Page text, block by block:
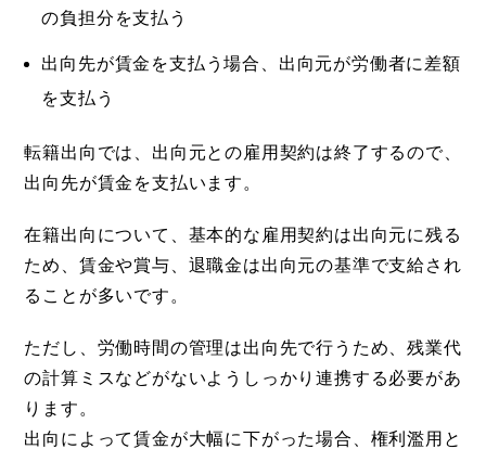
の負担分を支払う
出向先が賃金を支払う場合、出向元が労働者に差額
を支払う
転籍出向では、出向元との雇用契約は終了するので、
出向先が賃金を支払います。
在籍出向について、基本的な雇用契約は出向元に残る
ため、賃金や賞与、退職金は出向元の基準で支給され
ることが多いです。
ただし、労働時間の管理は出向先で行うため、残業代
の計算ミスなどがないようしっかり連携する必要があ
ります。
出向によって賃金が大幅に下がった場合、権利濫用と